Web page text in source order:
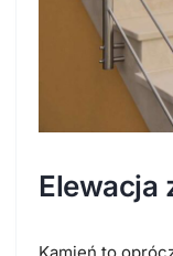
Elewacja